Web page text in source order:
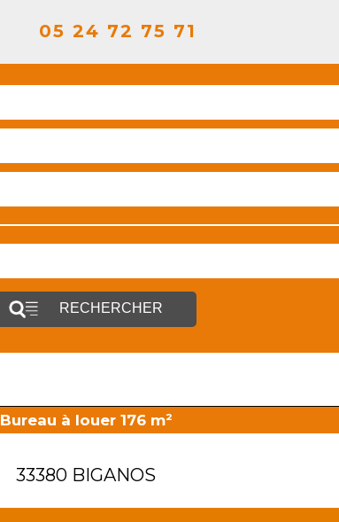
05 24 72 75 71
RECHERCHER
Bureau à louer 176 m²
33380 BIGANOS